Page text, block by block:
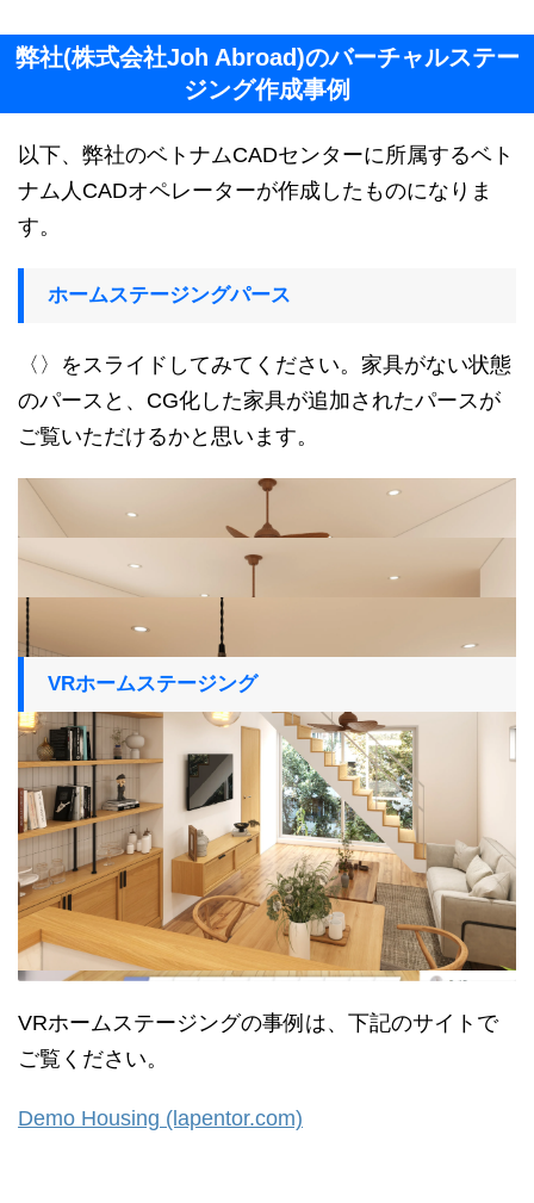
弊社(株式会社Joh Abroad)のバーチャルステー
ジング作成事例
以下、弊社のベトナムCADセンターに所属するベト
ナム人CADオペレーターが作成したものになりま
す。
ホームステージングパース
〈〉をスライドしてみてください。家具がない状態
のパースと、CG化した家具が追加されたパースが
ご覧いただけるかと思います。
VRホームステージング
VRホームステージングの事例は、下記のサイトで
ご覧ください。
Demo Housing (lapentor.com)